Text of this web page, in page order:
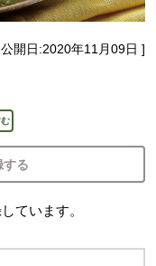
開日:2020年11月09日 ]
する
ています。